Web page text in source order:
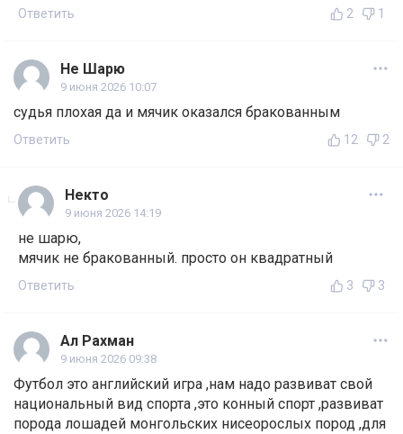
Ответить 2 1
Не Шарю
9 июня 2026 10:07
судья плохая да и мячик оказался бракованным
Ответить 12 2
Некто
9 июня 2026 14:19
не шарю,
мячик не бракованный. просто он квадратный
Ответить 3 3
Ал Рахман
9 июня 2026 09:38
Футбол это английский игра ,нам надо развиват свой
национальный вид спорта ,это конный спорт ,развиват
порода лошадей монгольских нисеорослых пород ,для